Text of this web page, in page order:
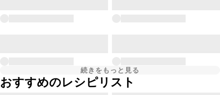
続きをもっと見る
おすすめのレシピリスト